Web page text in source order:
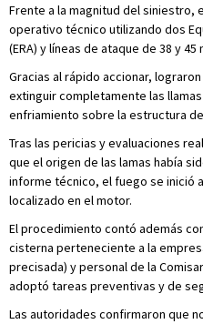
Frente a la magnitud del siniestro,
operativo técnico utilizando dos
(ERA) y líneas de ataque de 38 y 45
Gracias al rápido accionar,
extinguir completamente las
enfriamiento sobre la estructura
Tras las pericias y evaluaciones
que el origen de las lamas había
informe técnico, el fuego se inició
localizado en el motor.
El procedimiento contó además
cisterna perteneciente a la
precisada) y personal de la
adoptó tareas preventivas y de
Las autoridades confirmaron que